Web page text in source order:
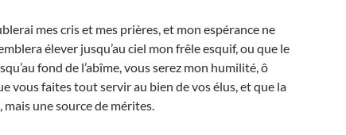
mes cris et mes prières, et mon espérance ne
élever jusqu’au ciel mon frêle esquif, ou que le
fond de l’abîme, vous serez mon humilité, ô
vous faites tout servir au bien de vos élus, et que la
une source de mérites.